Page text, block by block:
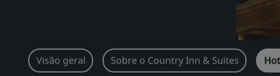
Visão geral Sobre o Country Inn & Suites